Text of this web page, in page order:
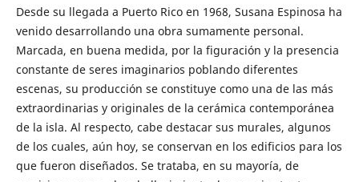
Desde su llegada a Puerto Rico en 1968, Susana Espinosa ha
venido desarrollando una obra sumamente personal.
Marcada, en buena medida, por la figuración y la presencia
constante de seres imaginarios poblando diferentes
escenas, su producción se constituye como una de las más
extraordinarias y originales de la cerámica contemporánea
de la isla. Al respecto, cabe destacar sus murales, algunos
de los cuales, aún hoy, se conservan en los edificios para los
que fueron diseñados. Se trataba, en su mayoría, de